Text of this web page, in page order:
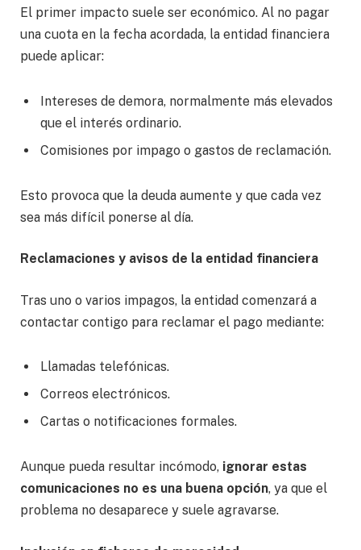
El primer impacto suele ser económico. Al no pagar
una cuota en la fecha acordada, la entidad financiera
puede aplicar:
Intereses de demora, normalmente más elevados
que el interés ordinario.
Comisiones por impago o gastos de reclamación.
Esto provoca que la deuda aumente y que cada vez
sea más difícil ponerse al día.
Reclamaciones y avisos de la entidad financiera
Tras uno o varios impagos, la entidad comenzará a
contactar contigo para reclamar el pago mediante:
Llamadas telefónicas.
Correos electrónicos.
Cartas o notificaciones formales.
Aunque pueda resultar incómodo, ignorar estas
comunicaciones no es una buena opción, ya que el
problema no desaparece y suele agravarse.